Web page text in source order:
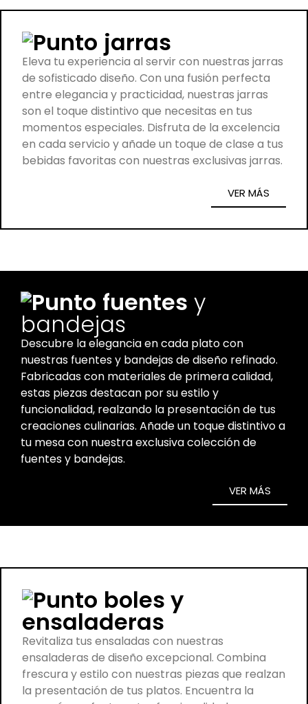
jarras
Eleva tu experiencia al servir con nuestras jarras
de sofisticado diseño. Con una fusión perfecta
entre elegancia y practicidad, nuestras jarras
son el toque distintivo que necesitas en tus
momentos especiales. Disfruta de la excelencia
en cada servicio y añade un toque de clase a tus
bebidas favoritas con nuestras exclusivas jarras.
VER MÁS
fuentes y
bandejas
Descubre la elegancia en cada plato con
nuestras fuentes y bandejas de diseño refinado.
Fabricadas con materiales de primera calidad,
estas piezas destacan por su estilo y
funcionalidad, realzando la presentación de tus
creaciones culinarias. Añade un toque distintivo a
tu mesa con nuestra exclusiva colección de
fuentes y bandejas.
VER MÁS
boles y
ensaladeras
Revitaliza tus ensaladas con nuestras
ensaladeras de diseño excepcional. Combina
frescura y estilo con nuestras piezas que realzan
la presentación de tus platos. Encuentra la